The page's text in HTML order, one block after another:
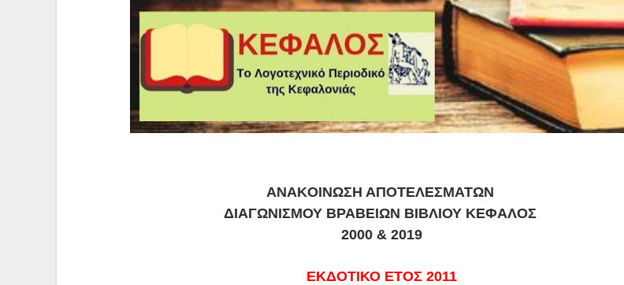
ANAKOINΩΣΗ ΑΠΟΤΕΛΕΣΜΑΤΩΝ
ΔΙΑΓΩΝΙΣΜΟΥ ΒΡΑΒΕΙΩΝ ΒΙΒΛΙΟΥ ΚΕΦΑΛΟΣ
2000 & 2019
ΕΚΔΟΤΙΚΟ ΕΤΟΣ 2011